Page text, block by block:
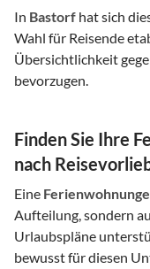
In Bastorf hat sich
Wahl für Reisende
Übersichtlichkeit
bevorzugen.
Finden Sie Ihre
nach
Eine
Aufteilung, sondern
Urlaubspläne
bewusst für diesen